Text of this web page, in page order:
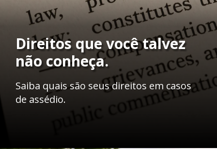
Direitos que você talvez
não conheça.
Saiba quais são seus direitos em casos
de assédio.